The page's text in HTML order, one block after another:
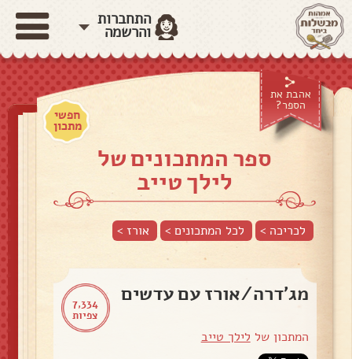
התחברות
והרשמה
אהבת את
הספר?
חפשי
מתכון
ספר המתכונים של
לילך טייב
לכריכה > לכל המתכונים > אורז >
7,334
צפיות
מג'דרה/אורז עם עדשים
המתכון של לילך טייב